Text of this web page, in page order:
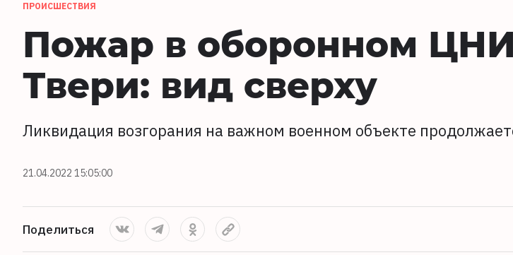
ПРОИСШЕСТВИЯ
Пожар в оборонном
Твери: вид сверху
Ликвидация возгорания на важном военном объекте
21.04.2022 15:05:00
Поделиться